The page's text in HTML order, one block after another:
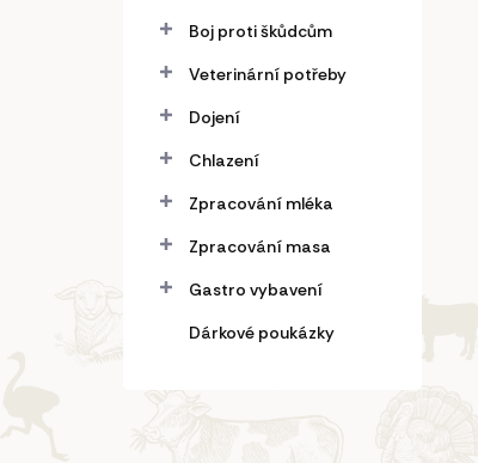
Boj proti škůdcům
Veterinární potřeby
Dojení
Chlazení
Zpracování mléka
Zpracování masa
Gastro vybavení
Dárkové poukázky